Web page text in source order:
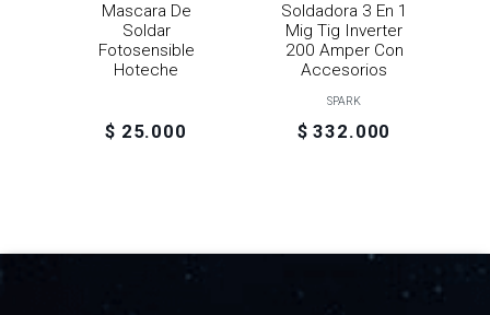
Mascara De
Soldar
Fotosensible
Hoteche
$ 25.000
Soldadora 3 En 1
Mig Tig Inverter
200 Amper Con
Accesorios
SPARK
$ 332.000